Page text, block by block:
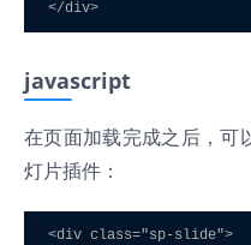
javascript
在页面加载完成之后，可
灯片插件：
<div class="sp-slide">